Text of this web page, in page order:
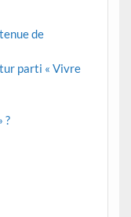
de
parti « Vivre
?